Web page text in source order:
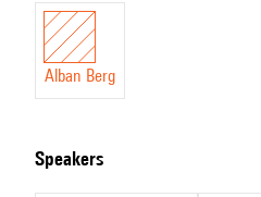
Alban Berg
speakers